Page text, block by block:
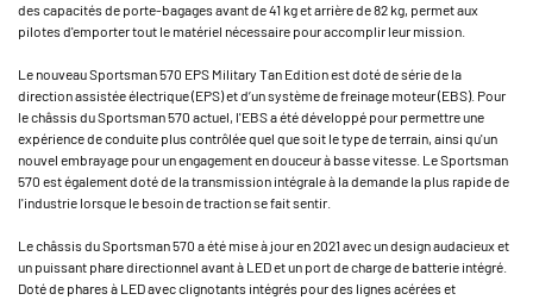
des capacités de porte-bagages avant de 41 kg et arrière de 82 kg, permet aux
pilotes d'emporter tout le matériel nécessaire pour accomplir leur mission.
Le nouveau Sportsman 570 EPS Military Tan Edition est doté de série de la
direction assistée électrique (EPS) et d’un système de freinage moteur (EBS). Pour
le châssis du Sportsman 570 actuel, l'EBS a été développé pour permettre une
expérience de conduite plus contrôlée quel que soit le type de terrain, ainsi qu'un
nouvel embrayage pour un engagement en douceur à basse vitesse. Le Sportsman
570 est également doté de la transmission intégrale à la demande la plus rapide de
l'industrie lorsque le besoin de traction se fait sentir.
Le châssis du Sportsman 570 a été mise à jour en 2021 avec un design audacieux et
un puissant phare directionnel avant à LED et un port de charge de batterie intégré.
Doté de phares à LED avec clignotants intégrés pour des lignes acérées et